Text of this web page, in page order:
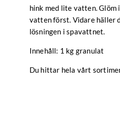
hink med lite vatten.
vatten först. Vidare häller
lösningen i spavattnet.
Innehåll: 1 kg granulat
Du hittar hela vårt